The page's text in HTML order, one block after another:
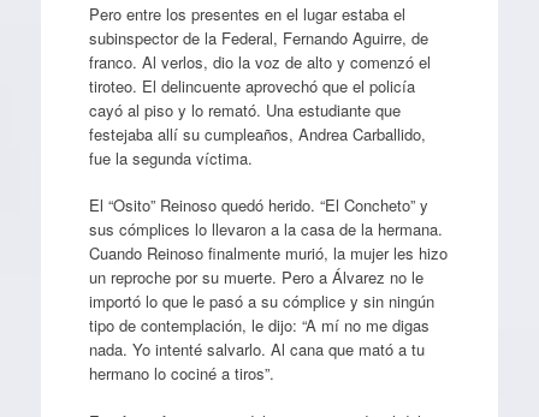
Pero entre los presentes en el lugar estaba el
subinspector de la Federal, Fernando Aguirre, de
franco. Al verlos, dio la voz de alto y comenzó el
tiroteo. El delincuente aprovechó que el policía
cayó al piso y lo remató. Una estudiante que
festejaba allí su cumpleaños, Andrea Carballido,
fue la segunda víctima.
El “Osito” Reinoso quedó herido. “El Concheto” y
sus cómplices lo llevaron a la casa de la hermana.
Cuando Reinoso finalmente murió, la mujer les hizo
un reproche por su muerte. Pero a Álvarez no le
importó lo que le pasó a su cómplice y sin ningún
tipo de contemplación, le dijo: “A mí no me digas
nada. Yo intenté salvarlo. Al cana que mató a tu
hermano lo cociné a tiros”.